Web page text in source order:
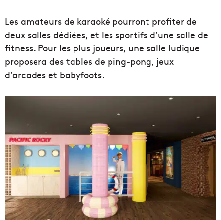
Les amateurs de karaoké pourront profiter de
deux salles dédiées, et les sportifs d’une salle de
fitness. Pour les plus joueurs, une salle ludique
proposera des tables de ping-pong, jeux
d’arcades et babyfoots.